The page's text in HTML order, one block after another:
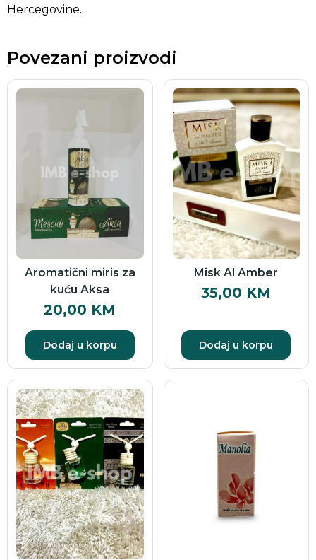
Hercegovine.
Povezani proizvodi
Aromatični miris za
kuću Aksa
20,00 KM
Dodaj u korpu
Misk Al Amber
35,00 KM
Dodaj u korpu